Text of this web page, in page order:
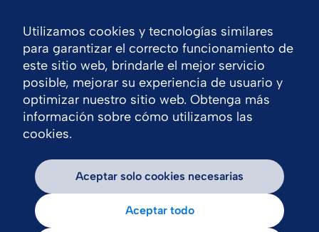
Utilizamos cookies y tecnologías similares
para garantizar el correcto funcionamiento de
este sitio web, brindarle el mejor servicio
posible, mejorar su experiencia de usuario y
optimizar nuestro sitio web. Obtenga más
información sobre cómo utilizamos las
cookies.
Aceptar solo cookies necesarias
Aceptar todo